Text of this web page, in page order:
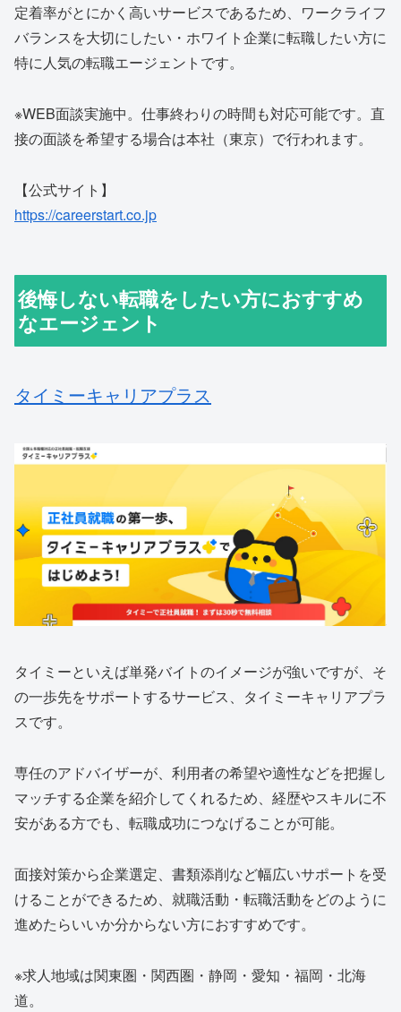
定着率がとにかく高いサービスであるため、ワークライフ
バランスを大切にしたい・ホワイト企業に転職したい方に
特に人気の転職エージェントです。
※WEB面談実施中。仕事終わりの時間も対応可能です。直
接の面談を希望する場合は本社（東京）で行われます。
【公式サイト】
https://careerstart.co.jp
後悔しない転職をしたい方におすすめ
なエージェント
タイミーキャリアプラス
タイミーといえば単発バイトのイメージが強いですが、そ
の一歩先をサポートするサービス、タイミーキャリアプラ
スです。
専任のアドバイザーが、利用者の希望や適性などを把握し
マッチする企業を紹介してくれるため、経歴やスキルに不
安がある方でも、転職成功につなげることが可能。
面接対策から企業選定、書類添削など幅広いサポートを受
けることができるため、就職活動・転職活動をどのように
進めたらいいか分からない方におすすめです。
※求人地域は関東圏・関西圏・静岡・愛知・福岡・北海
道。